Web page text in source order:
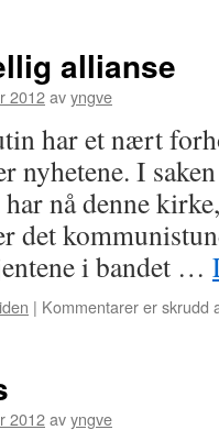
allianse
2012avyngve
har et nært
nyhetene. I
har nå denne
det
i bandet …
| Kommentarer er skrudd
2012avyngve